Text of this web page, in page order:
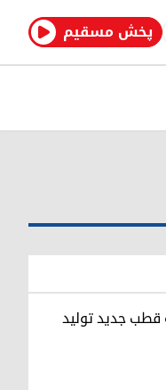
پخش مسقیم
قطب جدید تولید